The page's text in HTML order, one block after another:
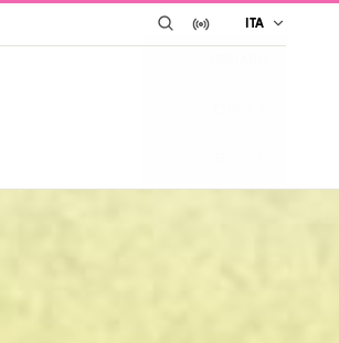
CERCAIN DIRETTA SU
ITA